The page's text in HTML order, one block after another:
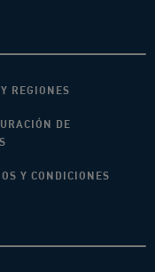
REGIONES
DE
Y CONDICIONES